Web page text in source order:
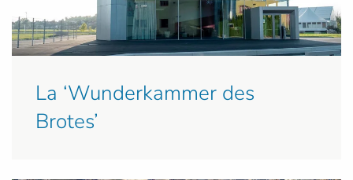
La ‘Wunderkammer des
Brotes’